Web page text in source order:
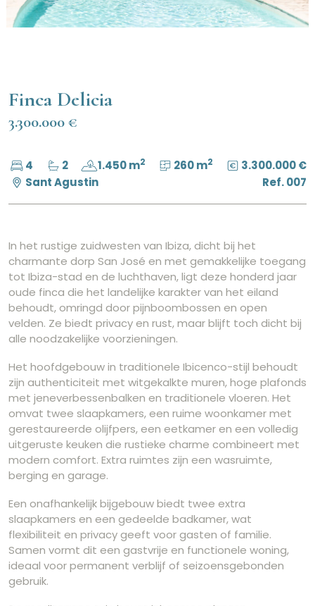
Finca Delicia
3.300.000 €
4 2 1.450 m2 260 m2
3.300.000 €
Sant Agustin
Ref. 007
In het rustige zuidwesten van Ibiza, dicht bij het
charmante dorp San José en met gemakkelijke toegang
tot Ibiza-stad en de luchthaven, ligt deze honderd jaar
oude finca die het landelijke karakter van het eiland
behoudt, omringd door pijnboombossen en open
velden. Ze biedt privacy en rust, maar blijft toch dicht bij
alle noodzakelijke voorzieningen.
Het hoofdgebouw in traditionele Ibicenco-stijl behoudt
zijn authenticiteit met witgekalkte muren, hoge plafonds
met jeneverbessenbalken en traditionele vloeren. Het
omvat twee slaapkamers, een ruime woonkamer met
gerestaureerde olijfpers, een eetkamer en een volledig
uitgeruste keuken die rustieke charme combineert met
modern comfort. Extra ruimtes zijn een wasruimte,
berging en garage.
Een onafhankelijk bijgebouw biedt twee extra
slaapkamers en een gedeelde badkamer, wat
flexibiliteit en privacy geeft voor gasten of familie.
Samen vormt dit een gastvrije en functionele woning,
ideaal voor permanent verblijf of seizoensgebonden
gebruik.